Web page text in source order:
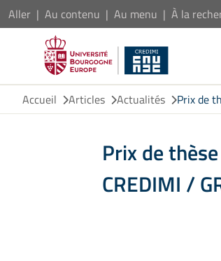
Aller Au contenu Au menu À la
Accueil
Articles Actualités Prix de
Prix de
CREDIMI /